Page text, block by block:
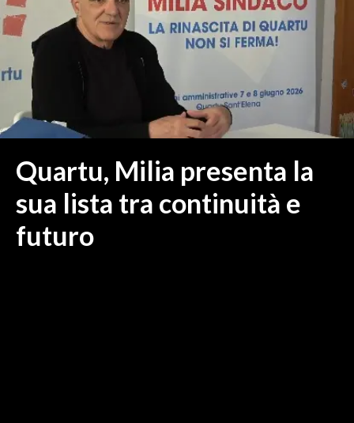
MEDIO CAMPIDANO
ORISTANO E PROVINCIA
SASSARI E PROVINCIA
GALLURA
NUORO E PROVINCIA
OGLIASTRA
CRONACA
ITALIA
MONDO
Quartu, Milia presenta la
sua lista tra continuità e
futuro